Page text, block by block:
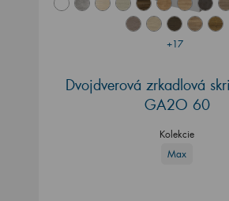
+17
Dvojdverová zrkadlová
GA2O 60
Kolekcie
Max